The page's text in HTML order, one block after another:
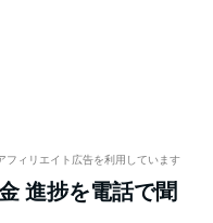
フィリエイト広告を利用しています
進捗を電話で聞